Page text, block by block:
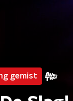
gemist